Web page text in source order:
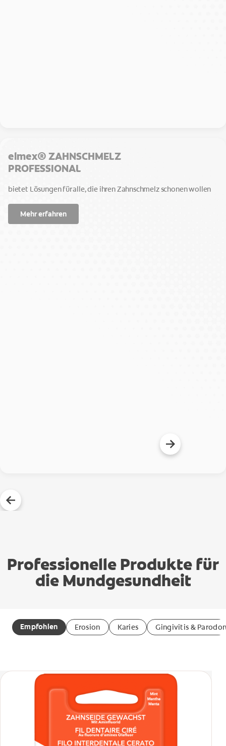
elmex® ZAHNSCHMELZ
PROFESSIONAL
bietet Lösungen für alle, die ihren Zahnschmelz schonen wollen
Mehr erfahren
Professionelle Produkte für
die Mundgesundheit
Empfohlen Erosion Karies Gingivitis &